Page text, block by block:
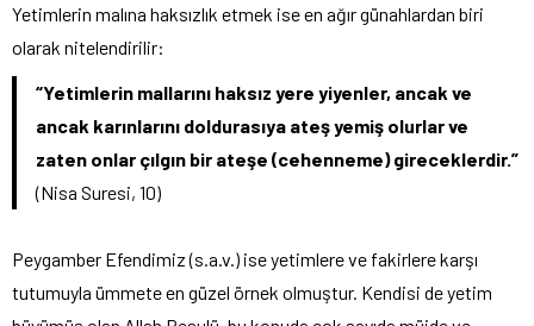
Yetimlerin malına haksızlık etmek ise en ağır günahlardan biri
olarak nitelendirilir:
“Yetimlerin mallarını haksız yere yiyenler, ancak ve
ancak karınlarını doldurasıya ateş yemiş olurlar ve
zaten onlar çılgın bir ateşe (cehenneme) gireceklerdir.”
(Nisa Suresi, 10)
Peygamber Efendimiz (s.a.v.) ise yetimlere ve fakirlere karşı
tutumuyla ümmete en güzel örnek olmuştur. Kendisi de yetim